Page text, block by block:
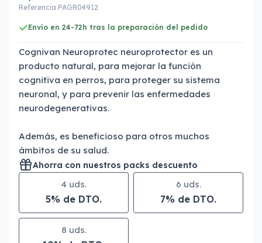
Referencia PAGR04912
Envío en 24-72h tras la preparación del pedido
Cognivan Neuroprotec neuroprotector es un
producto natural, para mejorar la función
cognitiva en perros, para proteger su sistema
neuronal, y para prevenir las enfermedades
neurodegenerativas.
Además, es beneficioso para otros muchos
ámbitos de su salud.
Ahorra con nuestros packs descuento
4 uds.
5% de DTO.
6 uds.
7% de DTO.
8 uds.